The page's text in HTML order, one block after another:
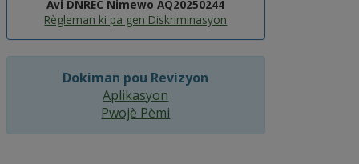
Avi DNREC Nimewo AQ20250244
Règleman ki pa gen Diskriminasyon
Dokiman pou Revizyon
Aplikasyon
Pwojè Pèmi